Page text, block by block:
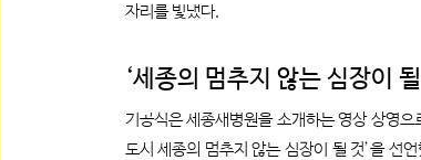
자리를 빛냈다.
‘세종의 멈추지 않는 심장이 될
기공식은 세종새병원을 소개하는 영상 상영
도시 세종의 멈추지 않는 심장이 될 것’을 선